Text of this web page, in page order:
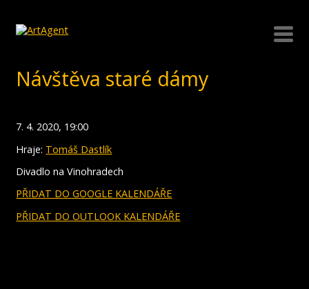
Návštěva staré dámy
7. 4. 2020, 19:00
Hraje: Tomáš Dastlík
Divadlo na Vinohradech
PŘIDAT DO GOOGLE KALENDÁŘE
PŘIDAT DO OUTLOOK KALENDÁŘE